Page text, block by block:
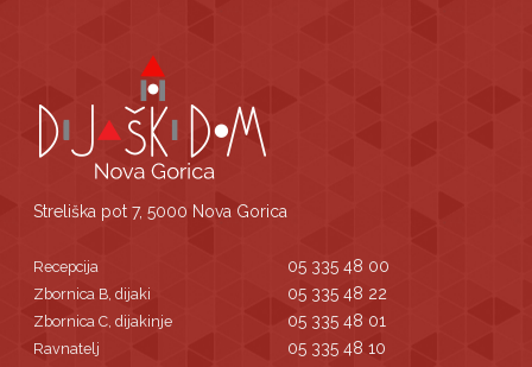
Streliška pot 7, 5000 Nova Gorica
Recepcija 05 335 48 00
Zbornica B, dijaki 05 335 48 22
Zbornica C, dijakinje 05 335 48 01
Ravnatelj 05 335 48 10